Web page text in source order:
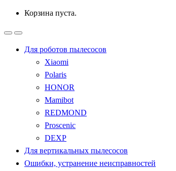
Корзина пуста.
Для роботов пылесосов
Xiaomi
Polaris
HONOR
Mamibot
REDMOND
Proscenic
DEXP
Для вертикальных пылесосов
Ошибки, устранение неисправностей